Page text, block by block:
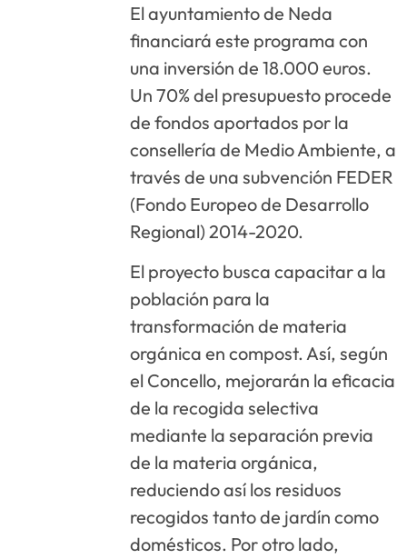
El ayuntamiento de Neda
financiará este programa con
una inversión de 18.000 euros.
Un 70% del presupuesto procede
de fondos aportados por la
consellería de Medio Ambiente, a
través de una subvención FEDER
(Fondo Europeo de Desarrollo
Regional) 2014-2020.
El proyecto busca capacitar a la
población para la
transformación de materia
orgánica en compost. Así, según
el Concello, mejorarán la eficacia
de la recogida selectiva
mediante la separación previa
de la materia orgánica,
reduciendo así los residuos
recogidos tanto de jardín como
domésticos. Por otro lado,